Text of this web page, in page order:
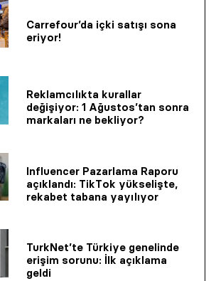
Carrefour’da içki satışı sona
eriyor!
Reklamcılıkta kurallar
değişiyor: 1 Ağustos’tan sonra
markaları ne bekliyor?
Influencer Pazarlama Raporu
açıklandı: TikTok yükselişte,
rekabet tabana yayılıyor
TurkNet’te Türkiye genelinde
erişim sorunu: İlk açıklama
geldi